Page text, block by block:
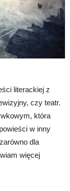
literackiej z
czy teatr.
która
w inny
dla
więcej